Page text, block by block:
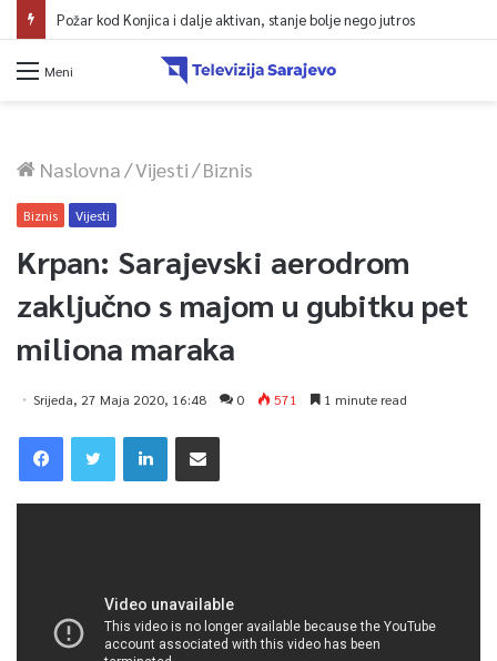
Požar kod Konjica i dalje aktivan, stanje bolje nego jutros
Meni
Naslovna/Vijesti/Biznis
Biznis Vijesti
Krpan: Sarajevski aerodrom
zaključno s majom u gubitku pet
miliona maraka
Srijeda, 27 Maja 2020, 16:48 0 571 1 minute read